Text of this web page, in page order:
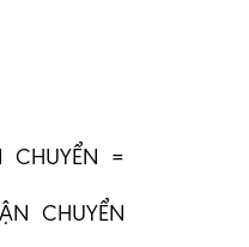
CHUYỂN =
CHUYỂN